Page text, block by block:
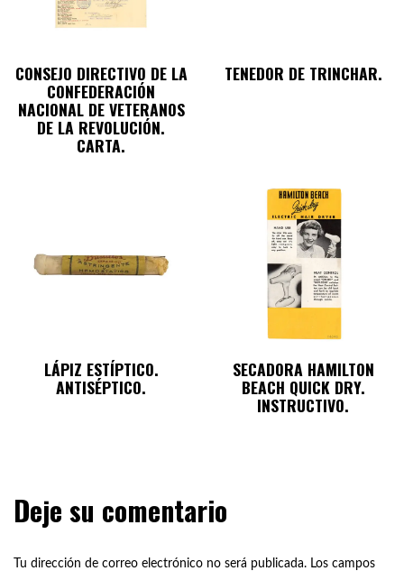
CONSEJO DIRECTIVO DE LA
CONFEDERACIÓN
NACIONAL DE VETERANOS
DE LA REVOLUCIÓN.
CARTA.
TENEDOR DE TRINCHAR.
LÁPIZ ESTÍPTICO.
ANTISÉPTICO.
SECADORA HAMILTON
BEACH QUICK DRY.
INSTRUCTIVO.
Deje su comentario
Tu dirección de correo electrónico no será publicada. Los campos